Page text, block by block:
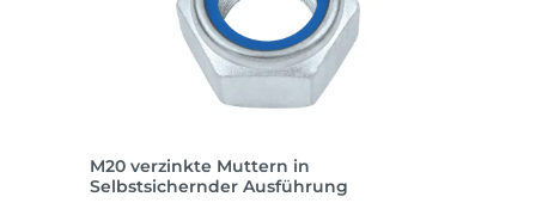
M20 verzinkte Muttern in
Selbstsichernder Ausführung